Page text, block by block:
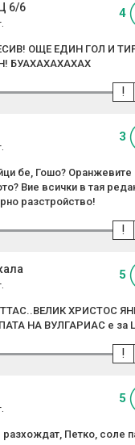
6/6 4
ОЩЕ ЕДИН ГОЛ И
БУАХАХАХАХАХ
!
3
бе, Гошо? Оранжевите
Вие всички в тая
разстройство!
!
5
ХРИСТОС
НА ВУЛГАРИАС е за
!
5
разхождат, Петко, соле